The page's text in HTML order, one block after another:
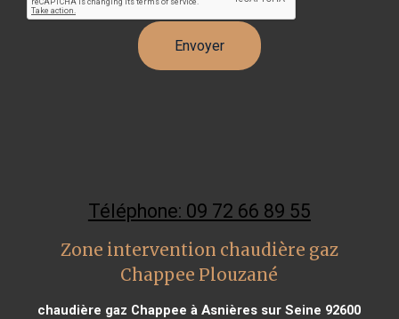
Téléphone: 09 72 66 89 55
Zone intervention chaudière gaz
Chappee Plouzané
chaudière gaz Chappee à Asnières sur Seine 92600